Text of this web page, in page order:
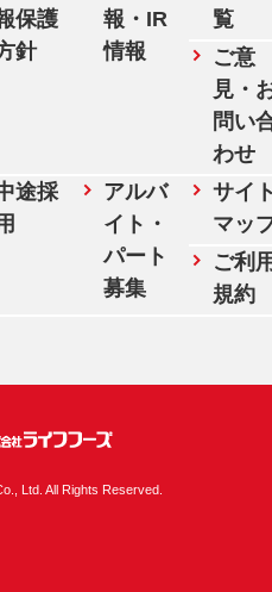
保護
針
報・IR
情報
覧
ご意
見・
問い
わせ
途採
アルバ
イト・
パート
募集
サイ
マッ
ご利
規約
Ltd. All Rights Reserved.